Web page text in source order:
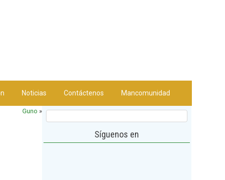
Noticias Contáctenos Mancomunidad
Guno »
Síguenos en